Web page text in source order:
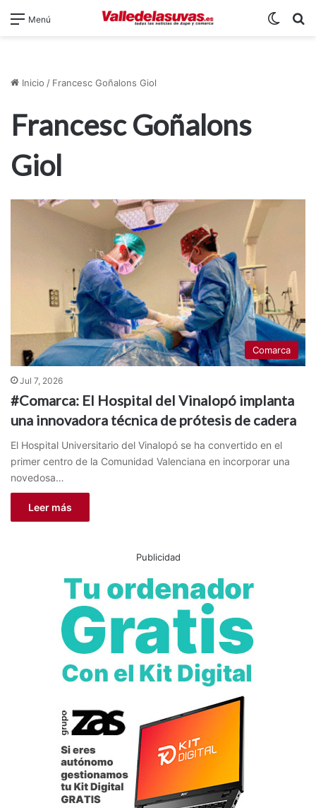
Menú
Inicio / Francesc Goñalons Giol
Francesc Goñalons
Giol
Comarca
Jul 7, 2026
#Comarca: El Hospital del Vinalopó implanta
una innovadora técnica de prótesis de cadera
El Hospital Universitario del Vinalopó se ha convertido en el
primer centro de la Comunidad Valenciana en incorporar una
novedosa…
Leer más
Publicidad